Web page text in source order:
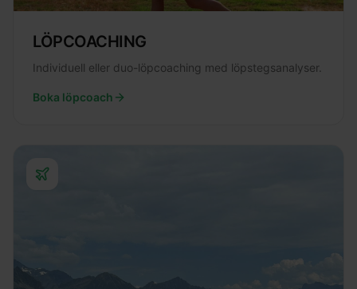
LÖPCOACHING
Individuell eller duo-löpcoaching med löpstegsanalyser.
Boka löpcoach